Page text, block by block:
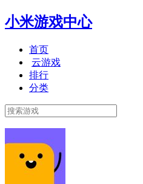
小米游戏中心
首页
云游戏
排行
分类